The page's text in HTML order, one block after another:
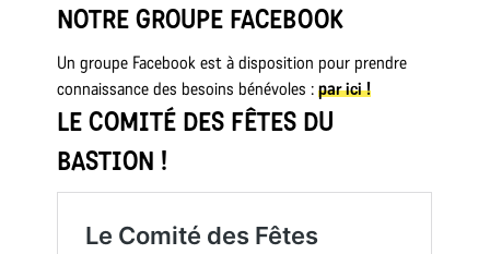
NOTRE GROUPE FACEBOOK
Un groupe Facebook est à disposition pour prendre
connaissance des besoins bénévoles :par ici !
LE COMITÉ DES FÊTES DU
BASTION !